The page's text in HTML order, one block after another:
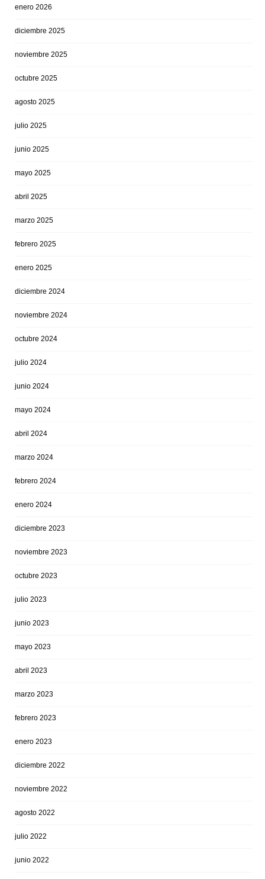
enero 2026
diciembre 2025
noviembre 2025
octubre 2025
agosto 2025
julio 2025
junio 2025
mayo 2025
abril 2025
marzo 2025
febrero 2025
enero 2025
diciembre 2024
noviembre 2024
octubre 2024
julio 2024
junio 2024
mayo 2024
abril 2024
marzo 2024
febrero 2024
enero 2024
diciembre 2023
noviembre 2023
octubre 2023
julio 2023
junio 2023
mayo 2023
abril 2023
marzo 2023
febrero 2023
enero 2023
diciembre 2022
noviembre 2022
agosto 2022
julio 2022
junio 2022